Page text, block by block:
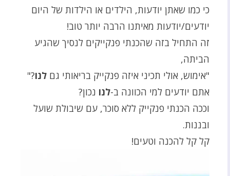
כי כמו שאתן יודעות, הילדים או הילדות של היום
יודעים/יודעות מאיתנו הרבה יותר טוב!
זה התחיל בזה שהכנתי פנקייקים לנסיך שהגיע
הביתה,
"אימוש, אולי תכיני איזה פנקייק בריאותי גם לנו?"
אתם יודעים למי הכוונה ב-לנו נכון?
וככה הכנתי פנקייק ללא סוכר, עם שיבולת שועל
ובננות.
קל קל להכנה וטעים!